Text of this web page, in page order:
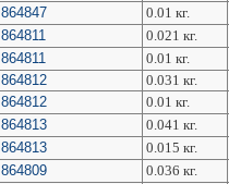
864847 0.01 кг.
864811 0.021 кг.
864811 0.01 кг.
864812 0.031 кг.
864812 0.01 кг.
864813 0.041 кг.
864813 0.015 кг.
864809 0.036 кг.